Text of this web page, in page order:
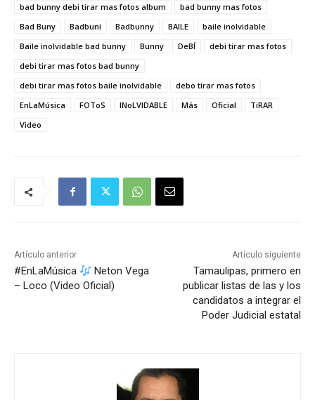
bad bunny debi tirar mas fotos album
bad bunny mas fotos
Bad Buny
Badbuni Badbunny BAILE
baile inolvidable
Baile inolvidable bad bunny
Bunny DeBÍ
debi tirar mas fotos
debi tirar mas fotos bad bunny
debi tirar mas fotos baile inolvidable
debo tirar mas fotos
EnLaMúsica
FOToS INoLVIDABLE Más Oficial
TiRAR
Video
Artículo anterior
#EnLaMúsica
Neton Vega
– Loco (Video Oficial)
Artículo siguiente
Tamaulipas, primero en
publicar listas de las y los
candidatos a integrar el
Poder Judicial estatal